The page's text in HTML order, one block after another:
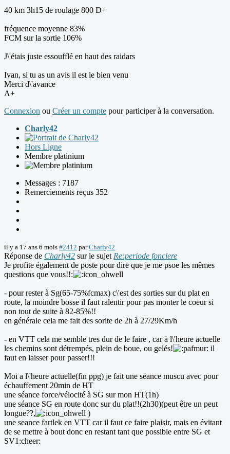
40 km 3h15 de roulage 800 D+
fréquence moyenne 83%
FCM sur la sortie 106%
J\'étais juste essoufflé en haut des raidars
Ivan, si tu as un avis il est le bien venu
Merci d\'avance
A+
Connexion ou Créer un compte pour participer à la conversation.
Charly42
Hors Ligne
Membre platinium
Messages : 7187
Remerciements reçus 352
il y a 17 ans 6 mois #2412 parCharly42
Réponse de Charly42 sur le sujet Re:periode fonciere
Je profite également de poste pour dire que je me psoe les mêmes
questions que vous!!:
- pour rester à Sg(65-75%fcmax) c\'est des sorties sur du plat en
route, la moindre bosse il faut ralentir pour pas monter le coeur si
non tout de suite à 82-85%!!
en générale cela me fait des sorite de 2h à 27/29Km/h
- en VTT cela me semble tres dur de le faire , car à l\'heure actuelle
les chemins sont détrempés, plein de boue, ou gelés!
il
faut en laisser pour passer!!!
Moi a l\'heure actuelle(fin ppg) je fait une séance muscu avec pour
échauffement 20min de HT
une séance force/vélocité à SG sur mon HT(1h)
une séance SG en route donc sur du plat!!(2h30)(peut être un peut
longue??,
)
une seance fartlek en VTT car il faut ce faire plaisir, mais en évitant
de se mettre à bout donc en restant tant que possible entre SG et
SV1:cheer: